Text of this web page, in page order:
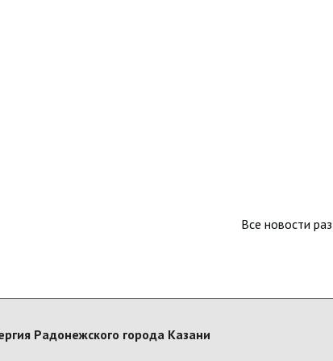
Все новости
Радонежского города Казани